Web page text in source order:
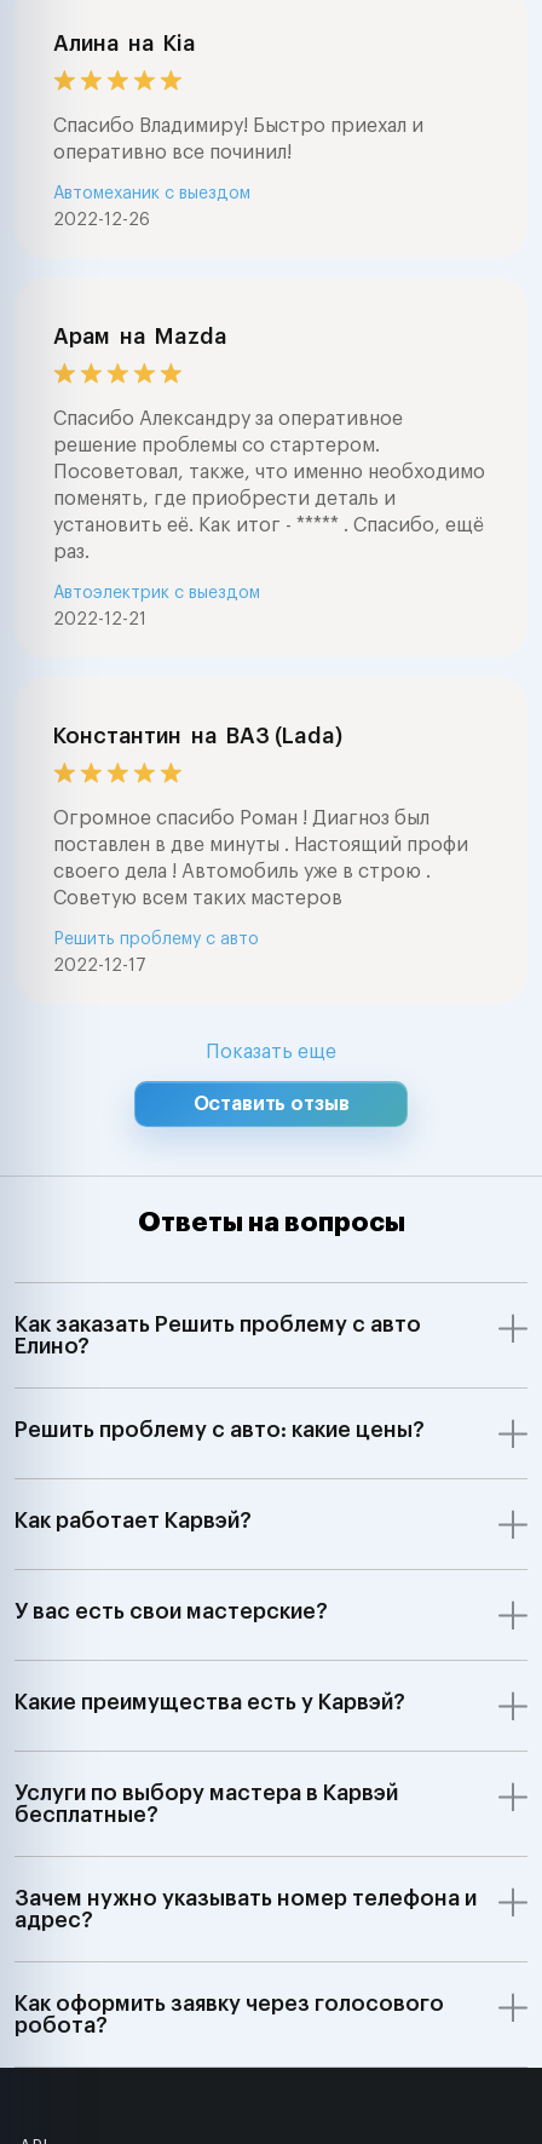
Алина на Kia
Спасибо Владимиру! Быстро приехал и
оперативно все починил!
2022-12-26
Автомеханик с выездом
Арам на Mazda
Спасибо Александру за оперативное
решение проблемы со стартером.
Посоветовал, также, что именно необходимо
поменять, где приобрести деталь и
установить её. Как итог - ***** . Спасибо, ещё
раз.
2022-12-21
Автоэлектрик с выездом
Константин на ВАЗ (Lada)
Огромное спасибо Роман ! Диагноз был
поставлен в две минуты . Настоящий профи
своего дела ! Автомобиль уже в строю .
Советую всем таких мастеров
2022-12-17
Решить проблему с авто
Показать еще
Оставить отзыв
Ответы на вопросы
Как заказать Решить проблему с авто
Елино?
Решить проблему с авто: какие цены?
Как работает Карвэй?
У вас есть свои мастерские?
Какие преимущества есть у Карвэй?
Услуги по выбору мастера в Карвэй
бесплатные?
Зачем нужно указывать номер телефона и
адрес?
Как оформить заявку через голосового
робота?